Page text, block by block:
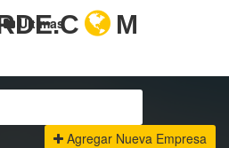
Últimas M
Agregar Nueva Empresa